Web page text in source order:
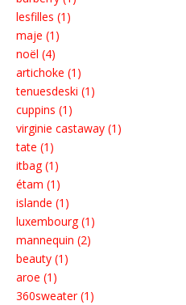
lesfilles (1)
maje (1)
noël (4)
artichoke (1)
tenuesdeski (1)
cuppins (1)
virginie castaway (1)
tate (1)
itbag (1)
étam (1)
islande (1)
luxembourg (1)
mannequin (2)
beauty (1)
aroe (1)
360sweater (1)